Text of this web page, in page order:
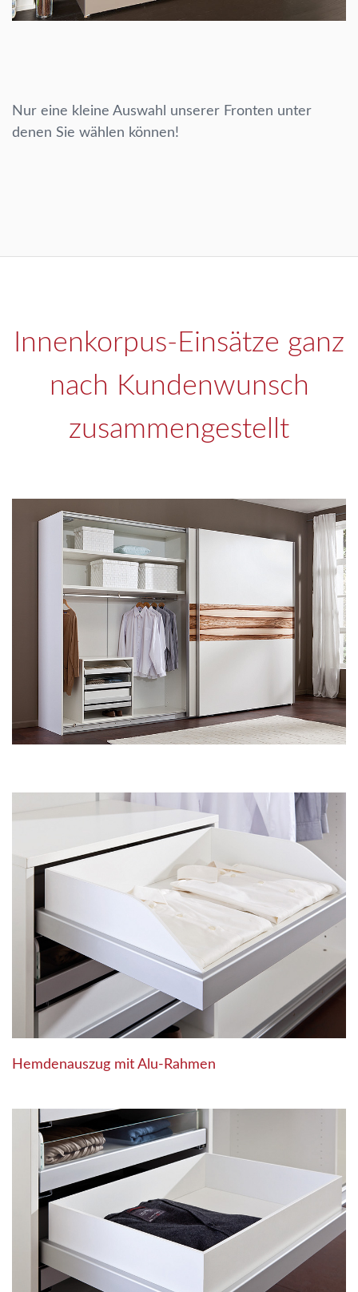
Nur eine kleine Auswahl unserer Fronten unter
denen Sie wählen können!
Innenkorpus-Einsätze ganz
nach Kundenwunsch
zusammengestellt
Hemdenauszug mit Alu-Rahmen